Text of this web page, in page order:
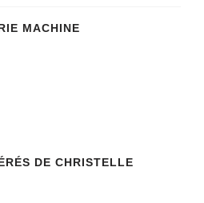
MACHINE
DE CHRISTELLE